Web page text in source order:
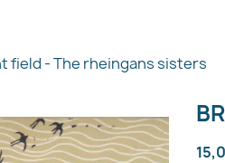
field - The rheingans sisters